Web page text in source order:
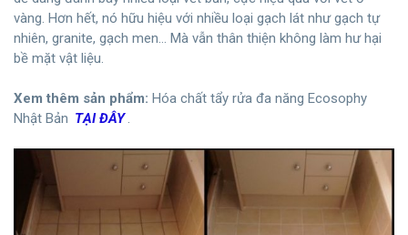
vàng. Hơn hết, nó hữu hiệu với nhiều loại gạch lát như gạch tự
nhiên, granite, gạch men… Mà vẫn thân thiện không làm hư hại
bề mặt vật liệu.
Xem thêm sản phẩm: Hóa chất tẩy rửa đa năng Ecosophy
Nhật Bản TẠI ĐÂY .